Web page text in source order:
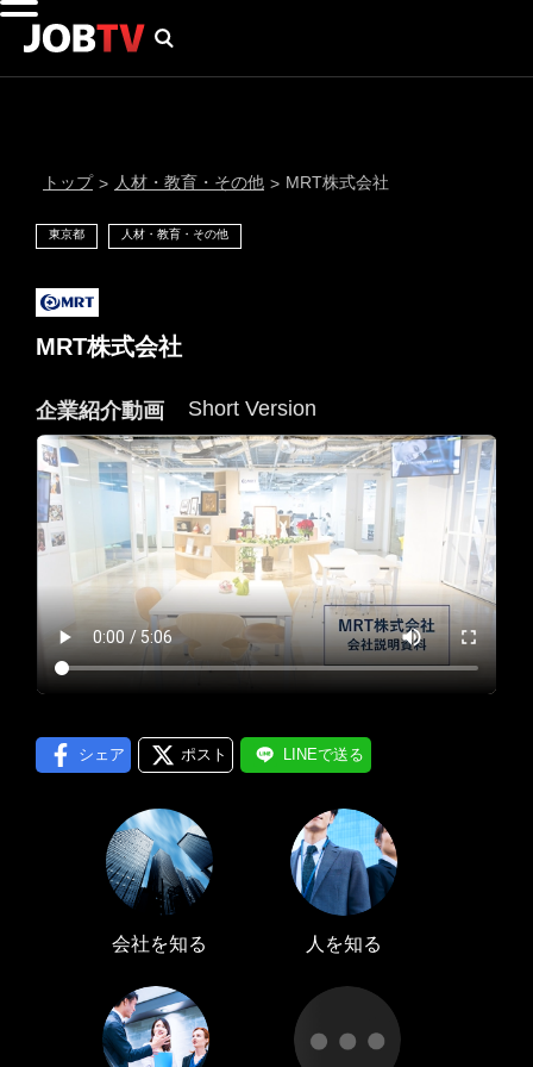
通知設定
メール通知
LINE通知
トップ > 人材・教育・その他 > MRT株式会社
東京都 人材・教育・その他
MRT株式会社
企業紹介動画 Short Version
シェア ポスト LINEで送る
会社を知る 人を知る
にはプロフィール画像のアップロードが必要です
プロフィール編集する ＞
会員登録する
ログインする ＞